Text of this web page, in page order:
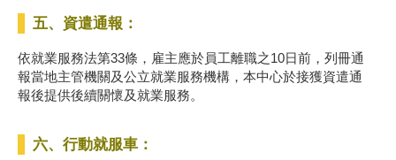
五、資遣通報：
依就業服務法第33條，雇主應於員工離職之10日前，列冊通
報當地主管機關及公立就業服務機構，本中心於接獲資遣通
報後提供後續關懷及就業服務。
六、行動就服車：